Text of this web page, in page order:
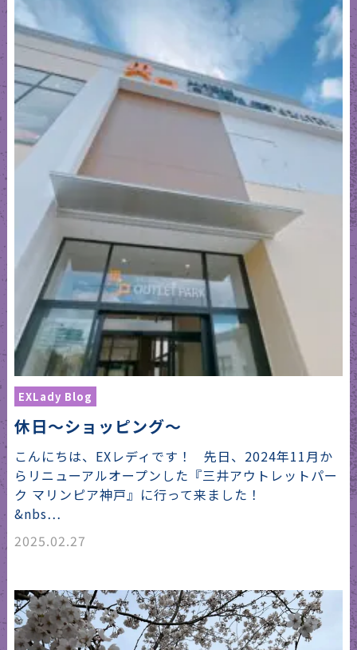
EXLady Blog
休日〜ショッピング〜
こんにちは、EXレディです！ 先日、2024年11月か
らリニューアルオープンした『三井アウトレットパー
ク マリンピア神戸』に行って来ました！
&nbs…
2025.02.27